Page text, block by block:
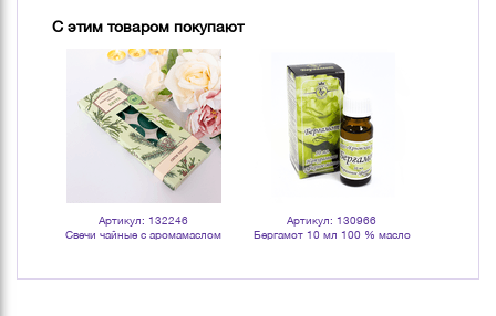
С этим товаром покупают
Артикул: 132246
Свечи чайные с аромамаслом
Артикул: 130966
Бергамот 10 мл 100 % масло